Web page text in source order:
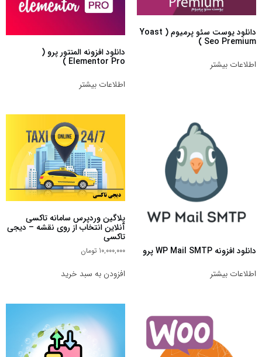
دانلود یوست سئو پرمیوم ( Yoast
Seo Premium )
اطلاعات بیشتر
دانلود افزونه المنتور پرو (
Elementor Pro )
اطلاعات بیشتر
دانلود افزونه WP Mail SMTP پرو
اطلاعات بیشتر
پلاگین وردپرس سامانه تاکسی
آنلاین انتخاب از روی نقشه – دیجی
تاکسی
10,000,000 تومان
افزودن به سبد خرید